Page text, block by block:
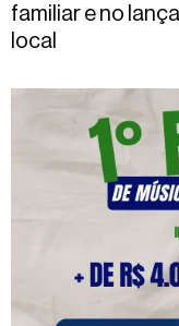
familiar e no
local